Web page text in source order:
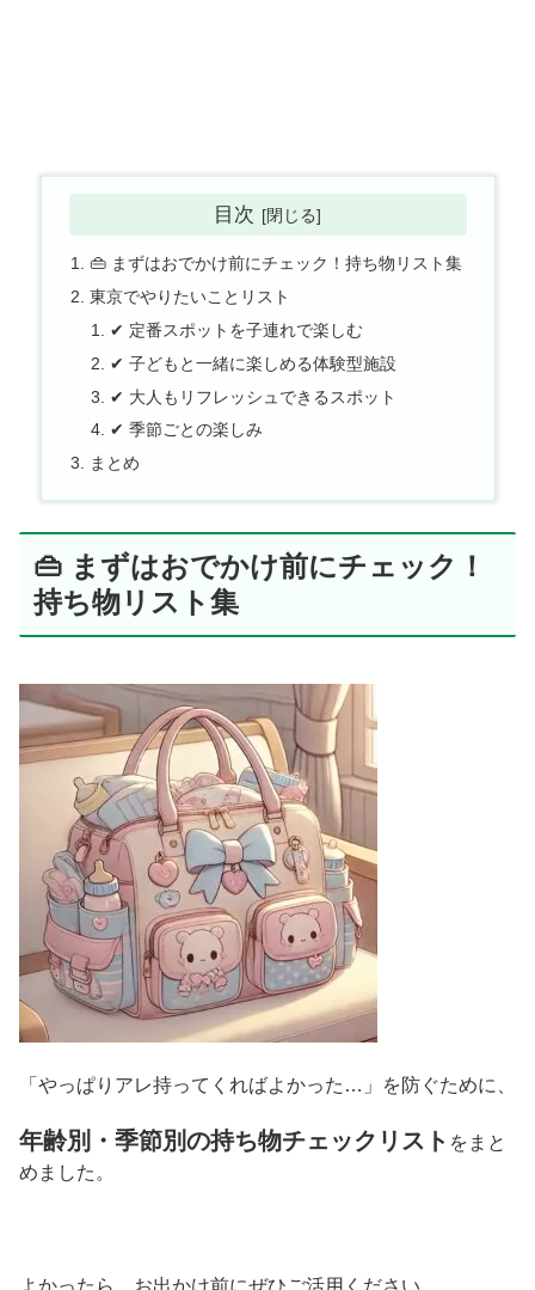
目次
👜 まずはおでかけ前にチェック！持ち物リスト集
東京でやりたいことリスト
✔ 定番スポットを子連れで楽しむ
✔ 子どもと一緒に楽しめる体験型施設
✔ 大人もリフレッシュできるスポット
✔ 季節ごとの楽しみ
まとめ
👜 まずはおでかけ前にチェック！
持ち物リスト集
「やっぱりアレ持ってくればよかった…」を防ぐために、
年齢別・季節別の持ち物チェックリスト をまと
めました。
よかったら、お出かけ前にぜひご活用ください。